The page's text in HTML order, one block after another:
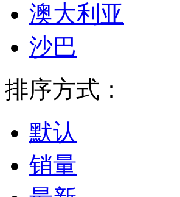
澳大利亚
沙巴
排序方式：
默认
销量